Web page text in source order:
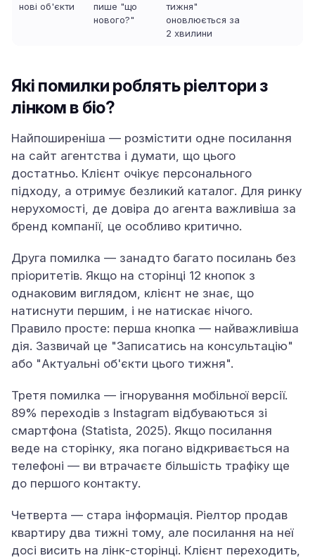
нові об'єкти
пише "що
нового?"
тижня"
оновлюється за
2 хвилини
Які помилки роблять ріелтори з
лінком в біо?
Найпоширеніша — розмістити одне посилання
на сайт агентства і думати, що цього
достатньо. Клієнт очікує персонального
підходу, а отримує безликий каталог. Для ринку
нерухомості, де довіра до агента важливіша за
бренд компанії, це особливо критично.
Друга помилка — занадто багато посилань без
пріоритетів. Якщо на сторінці 12 кнопок з
однаковим виглядом, клієнт не знає, що
натиснути першим, і не натискає нічого.
Правило просте: перша кнопка — найважливіша
дія. Зазвичай це "Записатись на консультацію"
або "Актуальні об'єкти цього тижня".
Третя помилка — ігнорування мобільної версії.
89% переходів з Instagram відбуваються зі
смартфона (Statista, 2025). Якщо посилання
веде на сторінку, яка погано відкривається на
телефоні — ви втрачаєте більшість трафіку ще
до першого контакту.
Четверта — стара інформація. Ріелтор продав
квартиру два тижні тому, але посилання на неї
досі висить на лінк-сторінці. Клієнт переходить,